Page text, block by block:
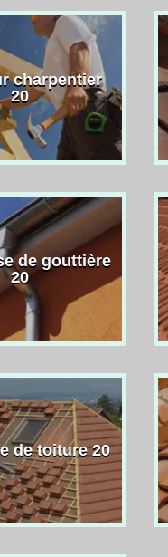
charpentier
20
de gouttière
20
de toiture 20